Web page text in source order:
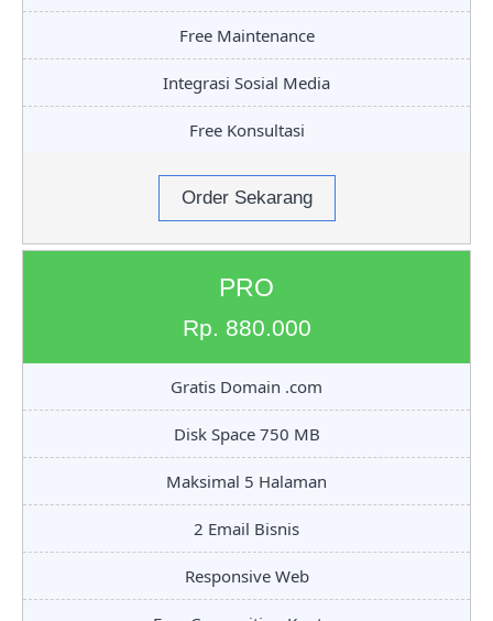
Free Maintenance
Integrasi Sosial Media
Free Konsultasi
Order Sekarang
PRO
Rp. 880.000
Gratis Domain .com
Disk Space 750 MB
Maksimal 5 Halaman
2 Email Bisnis
Responsive Web